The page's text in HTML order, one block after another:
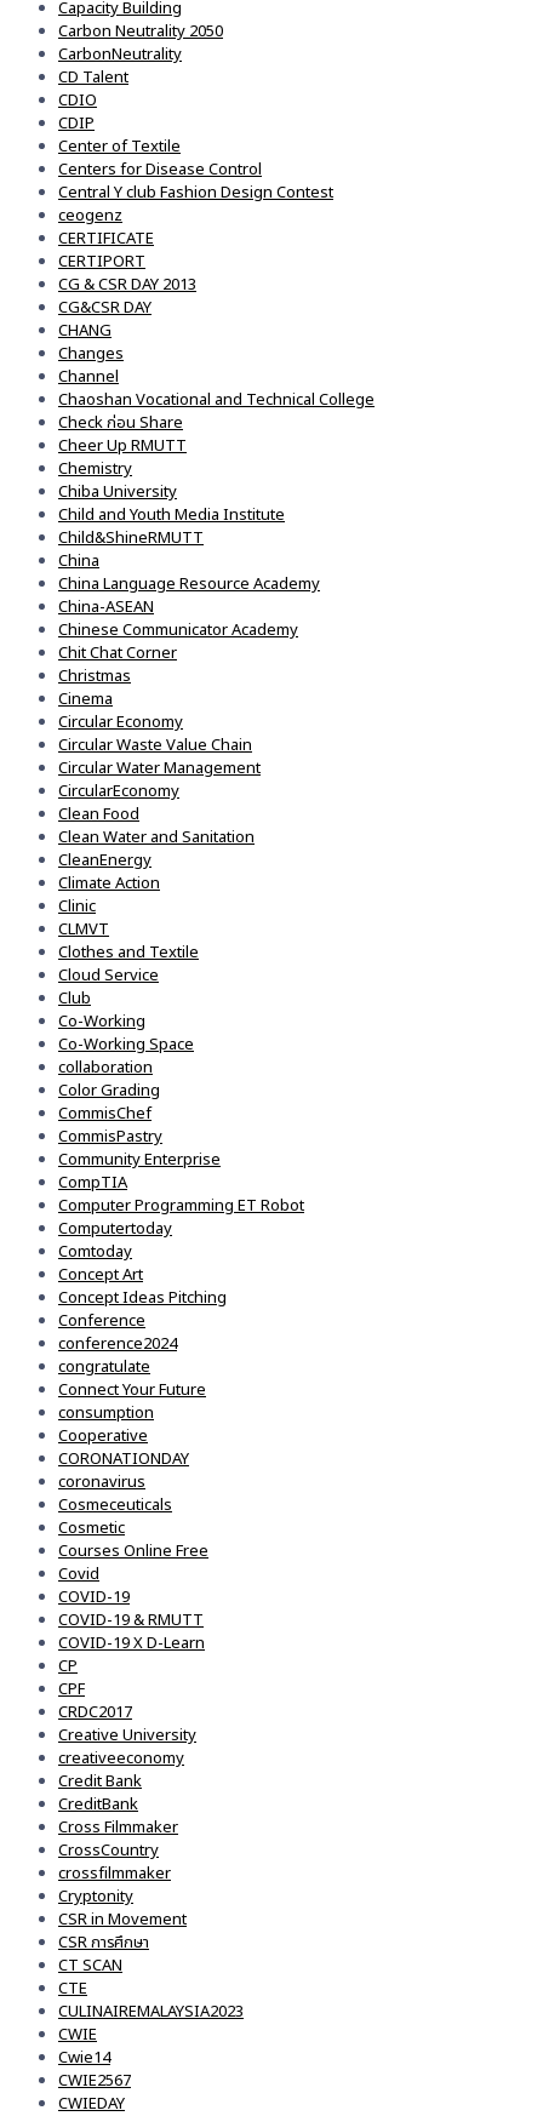
Capacity Building
Carbon Neutrality 2050
CarbonNeutrality
CD Talent
CDIO
CDIP
Center of Textile
Centers for Disease Control
Central Y club Fashion Design Contest
ceogenz
CERTIFICATE
CERTIPORT
CG & CSR DAY 2013
CG&CSR DAY
CHANG
Changes
Channel
Chaoshan Vocational and Technical College
Check ก่อน Share
Cheer Up RMUTT
Chemistry
Chiba University
Child and Youth Media Institute
Child&ShineRMUTT
China
China Language Resource Academy
China-ASEAN
Chinese Communicator Academy
Chit Chat Corner
Christmas
Cinema
Circular Economy
Circular Waste Value Chain
Circular Water Management
CircularEconomy
Clean Food
Clean Water and Sanitation
CleanEnergy
Climate Action
Clinic
CLMVT
Clothes and Textile
Cloud Service
Club
Co-Working
Co-Working Space
collaboration
Color Grading
CommisChef
CommisPastry
Community Enterprise
CompTIA
Computer Programming ET Robot
Computertoday
Comtoday
Concept Art
Concept Ideas Pitching
Conference
conference2024
congratulate
Connect Your Future
consumption
Cooperative
CORONATIONDAY
coronavirus
Cosmeceuticals
Cosmetic
Courses Online Free
Covid
COVID-19
COVID-19 & RMUTT
COVID-19 X D-Learn
CP
CPF
CRDC2017
Creative University
creativeeconomy
Credit Bank
CreditBank
Cross Filmmaker
CrossCountry
crossfilmmaker
Cryptonity
CSR in Movement
CSR การศึกษา
CT SCAN
CTE
CULINAIREMALAYSIA2023
CWIE
Cwie14
CWIE2567
CWIEDAY